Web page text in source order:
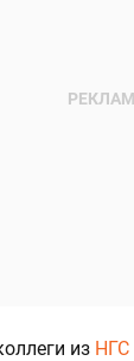
из НГС